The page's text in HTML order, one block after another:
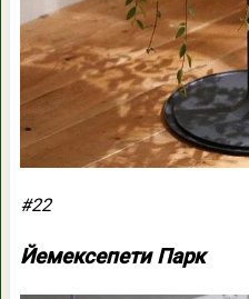
#22
Йемексепети Парк